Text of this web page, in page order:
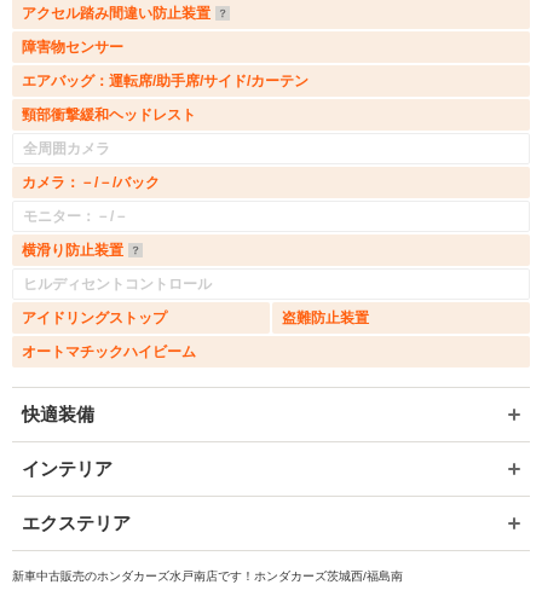
アクセル踏み間違い防止装置
障害物センサー
エアバッグ：運転席/助手席/サイド/カーテン
頸部衝撃緩和ヘッドレスト
全周囲カメラ
カメラ：－/－/バック
モニター：－/－
横滑り防止装置
ヒルディセントコントロール
アイドリングストップ
盗難防止装置
オートマチックハイビーム
快適装備
インテリア
エクステリア
新車中古販売のホンダカーズ水戸南店です！ホンダカーズ茨城西/福島南